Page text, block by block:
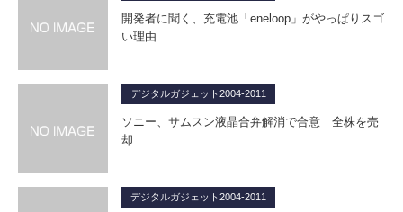
開発者に聞く、充電池「eneloop」がやっぱりスゴ
い理由
デジタルガジェット2004-2011
ソニー、サムスン液晶合弁解消で合意 全株を売
却
デジタルガジェット2004-2011